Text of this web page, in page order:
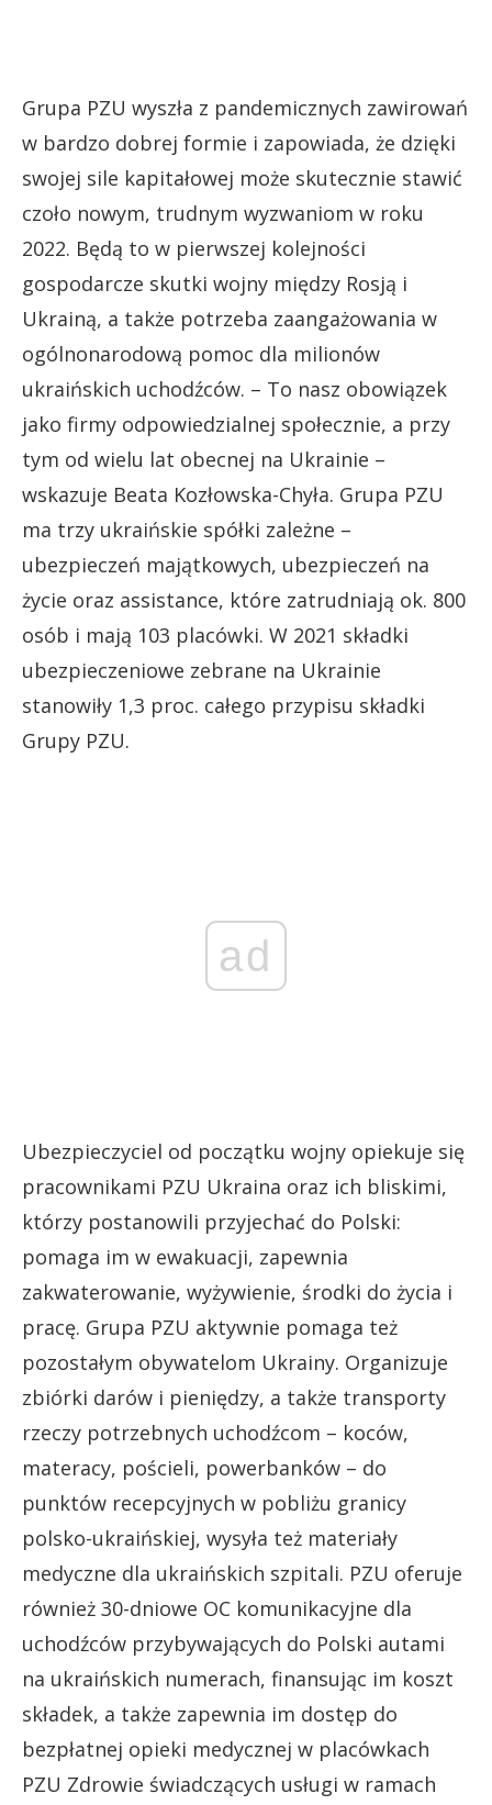
Grupa PZU wyszła z pandemicznych zawirowań
w bardzo dobrej formie i zapowiada, że dzięki
swojej sile kapitałowej może skutecznie stawić
czoło nowym, trudnym wyzwaniom w roku
2022. Będą to w pierwszej kolejności
gospodarcze skutki wojny między Rosją i
Ukrainą, a także potrzeba zaangażowania w
ogólnonarodową pomoc dla milionów
ukraińskich uchodźców. – To nasz obowiązek
jako firmy odpowiedzialnej społecznie, a przy
tym od wielu lat obecnej na Ukrainie –
wskazuje Beata Kozłowska-Chyła. Grupa PZU
ma trzy ukraińskie spółki zależne –
ubezpieczeń majątkowych, ubezpieczeń na
życie oraz assistance, które zatrudniają ok. 800
osób i mają 103 placówki. W 2021 składki
ubezpieczeniowe zebrane na Ukrainie
stanowiły 1,3 proc. całego przypisu składki
Grupy PZU.
ad
Ubezpieczyciel od początku wojny opiekuje się
pracownikami PZU Ukraina oraz ich bliskimi,
którzy postanowili przyjechać do Polski:
pomaga im w ewakuacji, zapewnia
zakwaterowanie, wyżywienie, środki do życia i
pracę. Grupa PZU aktywnie pomaga też
pozostałym obywatelom Ukrainy. Organizuje
zbiórki darów i pieniędzy, a także transporty
rzeczy potrzebnych uchodźcom – koców,
materacy, pościeli, powerbanków – do
punktów recepcyjnych w pobliżu granicy
polsko-ukraińskiej, wysyła też materiały
medyczne dla ukraińskich szpitali. PZU oferuje
również 30-dniowe OC komunikacyjne dla
uchodźców przybywających do Polski autami
na ukraińskich numerach, finansując im koszt
składek, a także zapewnia im dostęp do
bezpłatnej opieki medycznej w placówkach
PZU Zdrowie świadczących usługi w ramach